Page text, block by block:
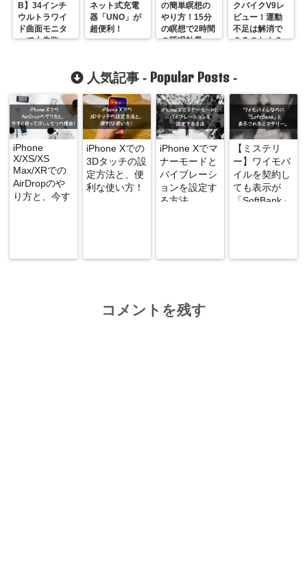
B】34インチ
ウルトラワイ
ド曲面モニタ
ーで大失敗
ネット式充電
器「UNO」が
超便利！
の簡単瞑想の
やり方！15分
の瞑想で2時間
の睡眠効果
クバイクV9レ
ビュー！運動
不足は解消で
きるのか！？
人気記事 - Popular Posts-
iPhone
X/XS/XS
Max/XRでの
AirDropのや
り方と、今す
iPhone Xでの
3Dタッチの設
定方法と、便
利な使い方！
iPhone Xでマ
ナーモードと
バイブレーシ
ョンを設定す
る方法
【ミステリ
ー】ワイモバ
イルを契約し
ても表示が
「SoftBank」
コメントを残す